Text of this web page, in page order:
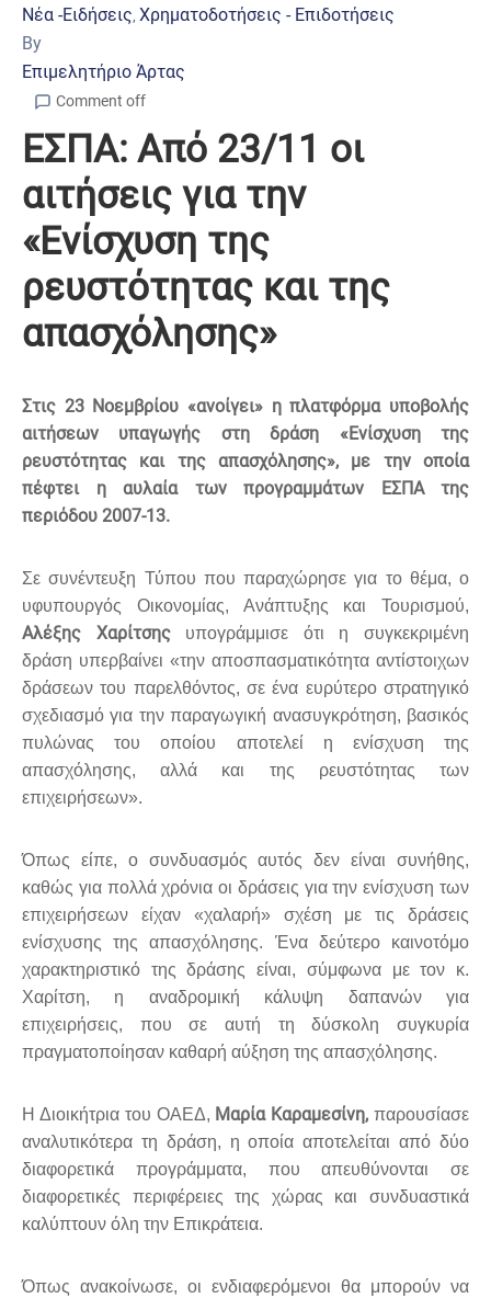
Νέα -Ειδήσεις‚ Χρηματοδοτήσεις - Επιδοτήσεις
By
Επιμελητήριο Άρτας
Comment off
ΕΣΠΑ: Από 23/11 οι
αιτήσεις για την
«Ενίσχυση της
ρευστότητας και της
απασχόλησης»
Στις 23 Νοεμβρίου «ανοίγει» η πλατφόρμα υποβολής
αιτήσεων υπαγωγής στη δράση «Ενίσχυση της
ρευστότητας και της απασχόλησης», με την οποία
πέφτει η αυλαία των προγραμμάτων ΕΣΠΑ της
περιόδου 2007-13.
Σε συνέντευξη Τύπου που παραχώρησε για το θέμα, ο
υφυπουργός Οικονομίας, Ανάπτυξης και Τουρισμού,
Αλέξης Χαρίτσηςυπογράμμισε ότι η συγκεκριμένη
δράση υπερβαίνει «την αποσπασματικότητα αντίστοιχων
δράσεων του παρελθόντος, σε ένα ευρύτερο στρατηγικό
σχεδιασμό για την παραγωγική ανασυγκρότηση, βασικός
πυλώνας του οποίου αποτελεί η ενίσχυση της
απασχόλησης, αλλά και της ρευστότητας των
επιχειρήσεων».
Όπως είπε, ο συνδυασμός αυτός δεν είναι συνήθης,
καθώς για πολλά χρόνια οι δράσεις για την ενίσχυση των
επιχειρήσεων είχαν «χαλαρή» σχέση με τις δράσεις
ενίσχυσης της απασχόλησης. Ένα δεύτερο καινοτόμο
χαρακτηριστικό της δράσης είναι, σύμφωνα με τον κ.
Χαρίτση, η αναδρομική κάλυψη δαπανών για
επιχειρήσεις, που σε αυτή τη δύσκολη συγκυρία
πραγματοποίησαν καθαρή αύξηση της απασχόλησης.
Η Διοικήτρια του ΟΑΕΔ, Μαρία Καραμεσίνη, παρουσίασε
αναλυτικότερα τη δράση, η οποία αποτελείται από δύο
διαφορετικά προγράμματα, που απευθύνονται σε
διαφορετικές περιφέρειες της χώρας και συνδυαστικά
καλύπτουν όλη την Επικράτεια.
Όπως ανακοίνωσε, οι ενδιαφερόμενοι θα μπορούν να